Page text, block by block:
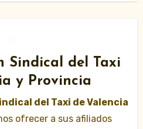
Sindical del Taxi
y Provincia
del Taxi de Valencia
ofrecer a sus afiliados